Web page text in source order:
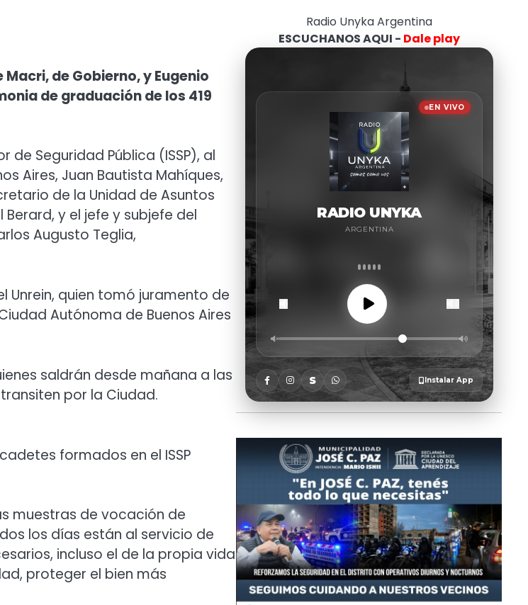
de Gobierno, y Eugenio
de graduación de los 419
de Seguridad Pública (ISSP), al
Aires, Juan Bautista Mahíques,
de la Unidad de Asuntos
y el jefe y subjefe del
Augusto Teglia,
Unrein, quien tomó juramento de
Autónoma de Buenos Aires
saldrán desde mañana a las
por la Ciudad.
formados en el ISSP
muestras de vocación de
los días están al servicio de
incluso el de la propia vida
proteger el bien más
Radio Unyka Argentina
ESCUCHANOS AQUI - Dale play